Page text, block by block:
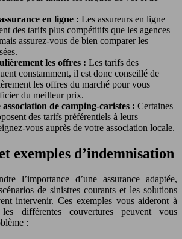
en ligne : Les assureurs en ligne
des tarifs plus compétitifs que les agences
assurez-vous de bien comparer les
les offres : Les tarifs des
constamment, il est donc conseillé de
les offres du marché pour vous
du meilleur prix.
de camping-caristes : Certaines
des tarifs préférentiels à leurs
vous auprès de votre association locale.
exemples d’indemnisation
l’importance d’une assurance adaptée,
de sinistres courants et les solutions
intervenir. Ces exemples vous aideront à
différentes couvertures peuvent vous
: